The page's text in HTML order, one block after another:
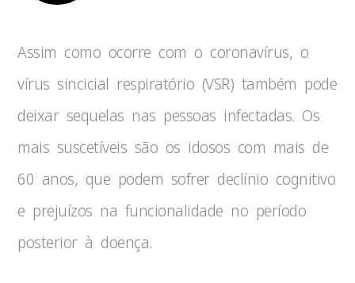
Assim como ocorre com o coronavírus, o
vírus sincicial respiratório (VSR) também pode
deixar sequelas nas pessoas infectadas. Os
mais suscetíveis são os idosos com mais de
60 anos, que podem sofrer declínio cognitivo
e prejuízos na funcionalidade no período
posterior à doença.